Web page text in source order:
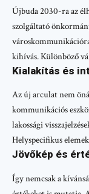
Újbuda 2030-ra az
szolgáltató
kihívás. Különböző
Kialakítás és
Az új arculat nem
kommunikációs
lakossági
Helyspecifikus
Jövőkép és
Így nemcsak a